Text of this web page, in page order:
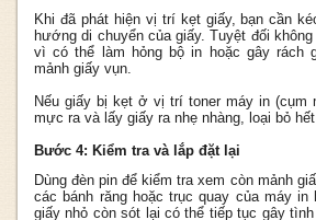
Khi đã phát hiện vị trí kẹt giấy, bạn cần
hướng di chuyển của giấy. Tuyệt đối
vì có thể làm hỏng bộ in hoặc gây rách
mảnh giấy vụn.
Nếu giấy bị kẹt ở vị trí toner máy in (cụm
mực ra và lấy giấy ra nhẹ nhàng, loại bỏ
Bước 4: Kiểm tra và lắp đặt lại
Dùng đèn pin để kiểm tra xem còn mảnh
các bánh răng hoặc trục quay của máy in
giấy nhỏ còn sót lại có thể tiếp tục gây